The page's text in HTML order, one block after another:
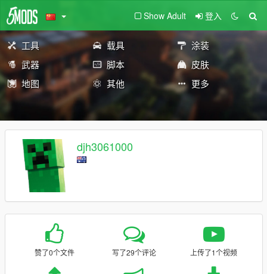
Show Adult 登入
工具 载具
涂装
武器
脚本
皮肤
地图
其他 更多
djh3061000
赞了0个文件 写了29个评论 上传了1个视频